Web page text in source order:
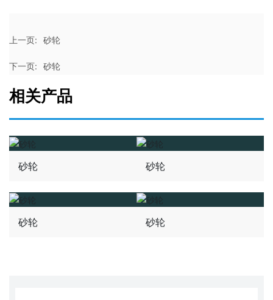
上一页: 砂轮
下一页: 砂轮
相关产品
砂轮 砂轮
砂轮 砂轮